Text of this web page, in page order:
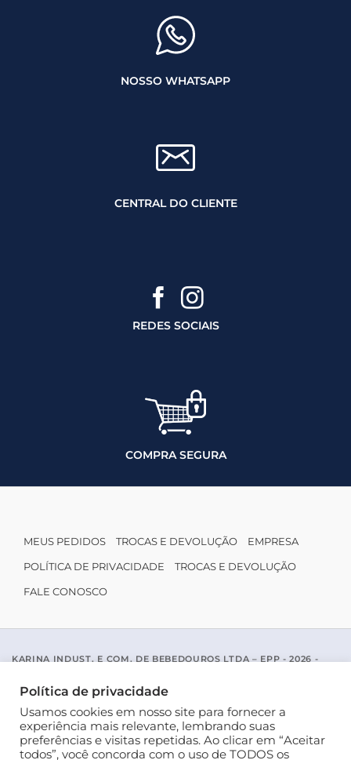
NOSSO WHATSAPP
CENTRAL DO CLIENTE
REDES SOCIAIS
COMPRA SEGURA
MEUS PEDIDOS TROCAS E DEVOLUÇÃO EMPRESA
POLÍTICA DE PRIVACIDADE TROCAS E DEVOLUÇÃO
FALE CONOSCO
KARINA INDUST. E COM. DE BEBEDOUROS LTDA – EPP - 2026 -
DO RIO PRETO / SP - CEP 15077-456
Política de privacidade
Usamos cookies em nosso site para fornecer a
experiência mais relevante, lembrando suas
preferências e visitas repetidas. Ao clicar em “Aceitar
todos”, você concorda com o uso de TODOS os